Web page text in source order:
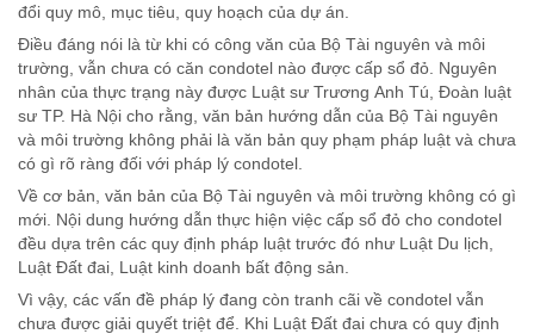
đổi quy mô, mục tiêu, quy hoạch của dự án.
Điều đáng nói là từ khi có công văn của Bộ Tài nguyên và môi
trường, vẫn chưa có căn condotel nào được cấp sổ đỏ. Nguyên
nhân của thực trạng này được Luật sư Trương Anh Tú, Đoàn luật
sư TP. Hà Nội cho rằng, văn bản hướng dẫn của Bộ Tài nguyên
và môi trường không phải là văn bản quy phạm pháp luật và chưa
có gì rõ ràng đối với pháp lý condotel.
Về cơ bản, văn bản của Bộ Tài nguyên và môi trường không có gì
mới. Nội dung hướng dẫn thực hiện việc cấp sổ đỏ cho condotel
đều dựa trên các quy định pháp luật trước đó như Luật Du lịch,
Luật Đất đai, Luật kinh doanh bất động sản.
Vì vậy, các vấn đề pháp lý đang còn tranh cãi về condotel vẫn
chưa được giải quyết triệt để. Khi Luật Đất đai chưa có quy định